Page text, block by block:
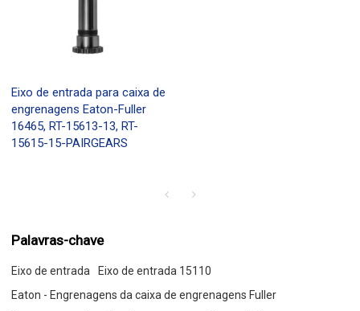
Eixo de entrada para caixa de
engrenagens Eaton-Fuller
16465, RT-15613-13, RT-
15615-15-PAIRGEARS
Palavras-chave
Eixo de entrada
Eixo de entrada 15110
Eaton - Engrenagens da caixa de engrenagens Fuller